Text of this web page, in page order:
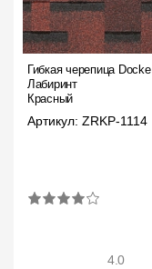
Гибкая черепица Docke
Лабиринт
Красный
Артикул: ZRKP-1114
4.0